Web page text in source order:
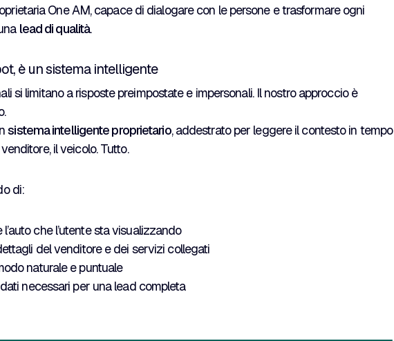
One AM, capace di dialogare con le persone e trasformare ogni
lead di qualità.
è un sistema intelligente
si limitano a risposte preimpostate e impersonali. Il nostro approccio è
sistema intelligente proprietario, addestrato per leggere il contesto in tempo
venditore, il veicolo. Tutto.
di:
che l’utente sta visualizzando
del venditore e dei servizi collegati
naturale e puntuale
necessari per una lead completa